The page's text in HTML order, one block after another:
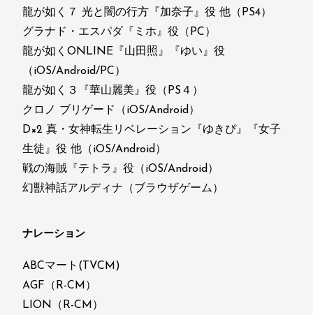
龍が如く７ 光と闇の行方『加奈子』役 他（PS4）
グラナド・エスパダ『ミホ』役（PC）
龍が如くONLINE『山田照』『ゆい』役
（iOS/Android/PC）
龍が如く３『華山麗美』役（PS４）
クロノ ブリゲード（iOS/Android）
D×2 真・女神転生リベレーション『ゆきぴ』『女子
生徒』役 他（iOS/Android）
戦の海賊『テトラ』役（iOS/Android）
幻獣神話アルディナ（ブラウザゲーム）
ナレーション
ABCマート(TVCM)
AGF（R-CM）
LION（R-CM）